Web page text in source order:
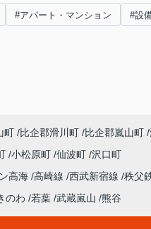
#アパート・マンション #設
町 比企郡滑川町 比企郡嵐山町
小松原町 仙波町 沢口町
高海 高崎線 西武新宿線 秩父
のわ 若葉 武蔵嵐山 熊谷